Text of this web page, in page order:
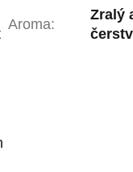
Aroma:
Zralý